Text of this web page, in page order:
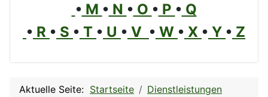
• M • N • O • P • Q
• R • S • T • U • V • W • X • Y • Z
Aktuelle Seite: Startseite
Dienstleistungen